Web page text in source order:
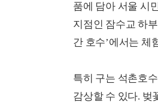
품에 담아 서울 시
지점인 잠수교 하
간 호수’에서는 체
특히 구는 석촌호
감상할 수 있다. 벚